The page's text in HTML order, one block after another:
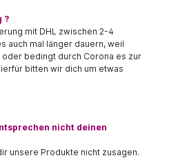
?
mit DHL zwischen 2-4
auch mal länger dauern, weil
bedingt durch Corona es zur
bitten wir dich um etwas
nicht deinen
unsere Produkte nicht zusagen.